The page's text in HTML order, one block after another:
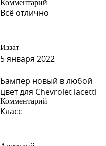
Комментарий
Всё отлично
Иззат
5 января 2022
Бампер новый в любой
цвет для Chevrolet lacetti
Комментарий
Класс